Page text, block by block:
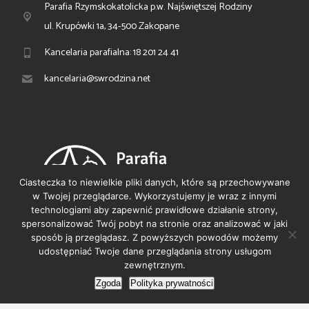
Parafia Rzymskokatolicka p.w. Najświętszej Rodziny
ul. Krupówki 1a, 34-500 Zakopane
Kancelaria parafialna: 18 201 24 41
kancelaria@swrodzina.net
© PNR Zakopane 2021
Polityka prywatności
Ciasteczka to niewielkie pliki danych, które są przechowywane
w Twojej przeglądarce. Wykorzystujemy je wraz z innymi
technologiami aby zapewnić prawidłowe działanie strony,
spersonalizować Twój pobyt na stronie oraz analizować w jaki
sposób ją przeglądasz. Z powyższych powodów możemy
udostępniać Twoje dane przeglądania strony usługom
zewnętrznym.
Zgoda Polityka prywatności